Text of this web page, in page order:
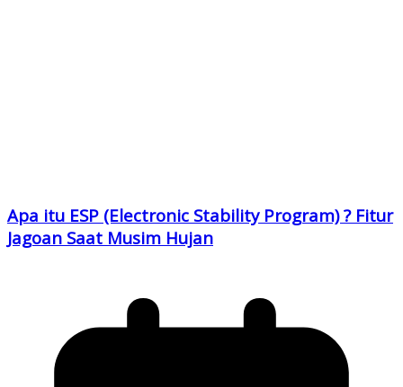
Apa itu ESP (Electronic Stability Program) ? Fitur
Jagoan Saat Musim Hujan